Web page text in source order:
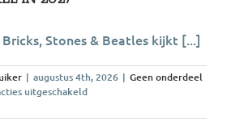
Bricks, Stones & Beatles kijkt [...]
| augustus 4th, 2026 | Geen onderdeel
uitgeschakeldvoor
spektakel